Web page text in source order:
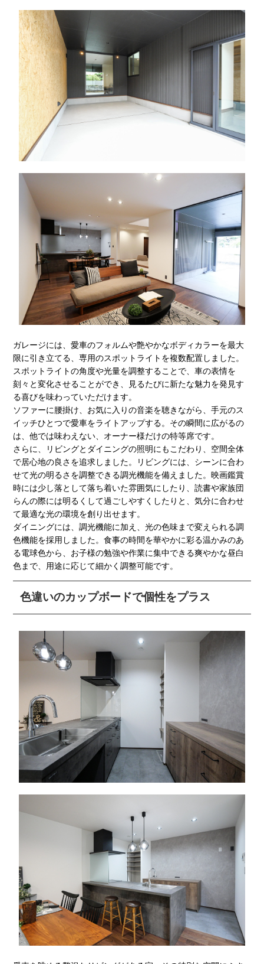
ガレージには、愛車のフォルムや艶やかなボディカラーを最大
限に引き立てる、専用のスポットライトを複数配置しました。
スポットライトの角度や光量を調整することで、車の表情を
刻々と変化させることができ、見るたびに新たな魅力を発見す
る喜びを味わっていただけます。
ソファーに腰掛け、お気に入りの音楽を聴きながら、手元のス
イッチひとつで愛車をライトアップする。その瞬間に広がるの
は、他では味わえない、オーナー様だけの特等席です。
さらに、リビングとダイニングの照明にもこだわり、空間全体
で居心地の良さを追求しました。リビングには、シーンに合わ
せて光の明るさを調整できる調光機能を備えました。映画鑑賞
時には少し落として落ち着いた雰囲気にしたり、読書や家族団
らんの際には明るくして過ごしやすくしたりと、気分に合わせ
て最適な光の環境を創り出せます。
ダイニングには、調光機能に加え、光の色味まで変えられる調
色機能を採用しました。食事の時間を華やかに彩る温かみのあ
る電球色から、お子様の勉強や作業に集中できる爽やかな昼白
色まで、用途に応じて細かく調整可能です。
色違いのカップボードで個性をプラス